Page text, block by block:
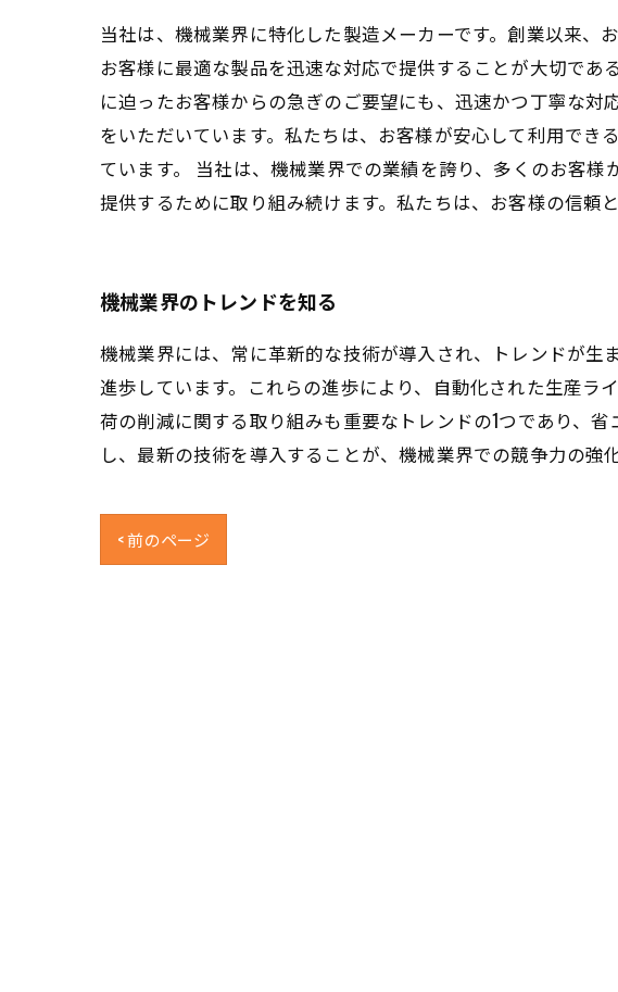
当社は、機械業界に特化した製造メーカーです。創業以来、
お客様に最適な製品を迅速な対応で提供することが大切で
に迫ったお客様からの急ぎのご要望にも、迅速かつ丁寧な
をいただいています。私たちは、お客様が安心して利用で
ています。 当社は、機械業界での業績を誇り、多くのお客
提供するために取り組み続けます。私たちは、お客様の信頼
機械業界のトレンドを知る
機械業界には、常に革新的な技術が導入され、トレンドが生
進歩しています。これらの進歩により、自動化された生産ラ
荷の削減に関する取り組みも重要なトレンドの1つであり、
し、最新の技術を導入することが、機械業界での競争力の強
< 前のページ